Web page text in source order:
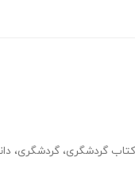
کتاب گردشگری، گردشگری،